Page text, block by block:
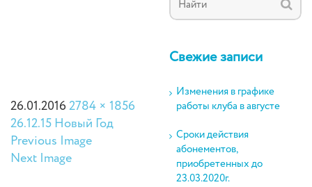
26.01.20162784 × 1856
26.12.15 Новый Год
Previous Image
Next Image
Свежие записи
Изменения в графике
работы клуба в августе
Сроки действия
абонементов,
приобретенных до
23.03.2020г.